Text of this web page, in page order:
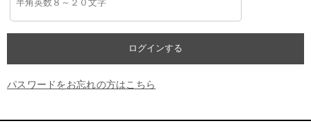
パスワードをお忘れの方はこちら